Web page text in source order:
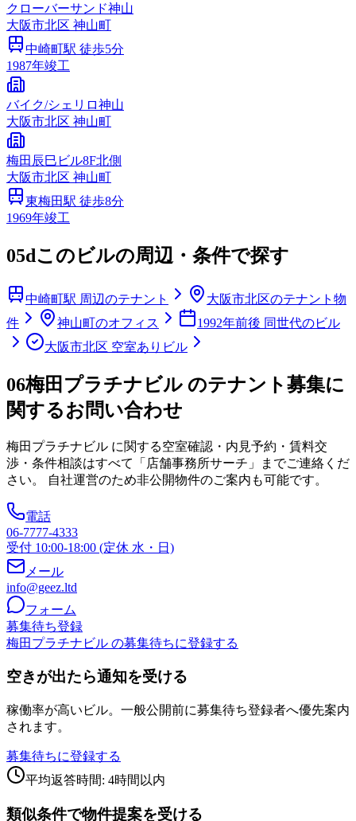
クローバーサンド神山
大阪市北区 神山町
中崎町駅 徒歩5分
1987年竣工
バイク/シェリロ神山
大阪市北区 神山町
梅田辰巳ビル8F北側
大阪市北区 神山町
東梅田駅 徒歩8分
1969年竣工
05dこのビルの周辺・条件で探す
中崎町駅 周辺のテナント
大阪市北区のテナント物
件
神山町のオフィス
1992年前後 同世代のビル
大阪市北区 空室ありビル
06梅田プラチナビル のテナント募集に
関するお問い合わせ
梅田プラチナビル に関する空室確認・内見予約・賃料交
渉・条件相談はすべて「店舗事務所サーチ」までご連絡くだ
さい。 自社運営のため非公開物件のご案内も可能です。
電話
06-7777-4333
受付 10:00-18:00 (定休 水・日)
メール
info@geez.ltd
フォーム
募集待ち登録
梅田プラチナビル の募集待ちに登録する
空きが出たら通知を受ける
稼働率が高いビル。一般公開前に募集待ち登録者へ優先案内
されます。
募集待ちに登録する
平均返答時間: 4時間以内
類似条件で物件提案を受ける